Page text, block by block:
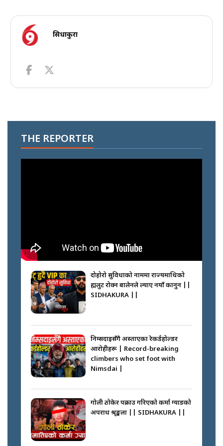
सिधाकुरा
THE REPORTER
दोहोरो सुविधाको नाममा राज्यमाथिको
ब्रह्मलुट रोक्न बालेनले ल्याए नयाँ कानुन ||
SIDHAKURA ||
निम्सदाइसँगै अस्ताएका रेकर्डहोल्डर
आरोहीहरू | Record-breaking
climbers who set foot with
Nimsdai |
गोली ठोकेर पक्राउ गरिएको कर्मा ग्याङको
अपराध श्रृङ्खला || SIDHAKURA ||